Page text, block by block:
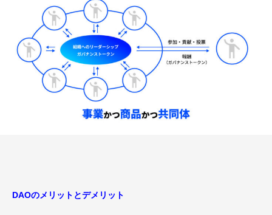
DAOのメリットとデメリット